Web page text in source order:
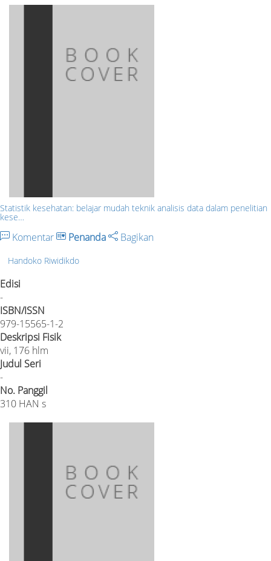
Statistik kesehatan: belajar mudah teknik analisis data dalam penelitian
kese…
Komentar Penanda Bagikan
Handoko Riwidikdo
Edisi
-
ISBN/ISSN
979-15565-1-2
Deskripsi Fisik
vii, 176 hlm
Judul Seri
-
No. Panggil
310 HAN s